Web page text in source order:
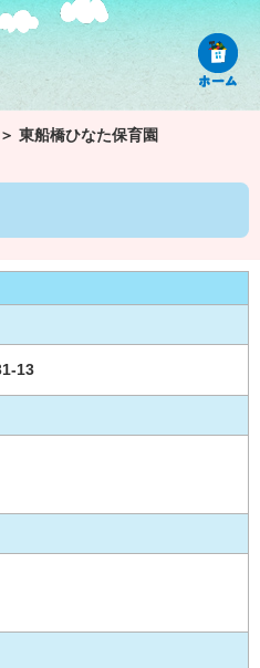
＞ 東船橋ひなた保育園
13